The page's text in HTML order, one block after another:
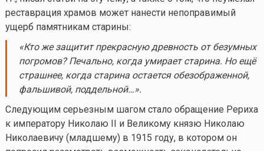
реставрация храмов может нанести непоправимый
ущерб памятникам старины:
«Кто же защитит прекрасную древность от безумных
погромов? Печально, когда умирает старина. Но ещё
страшнее, когда старина остается обезображенной,
фальшивой, поддельной…».
Следующим серьезным шагом стало обращение Рериха
к императору Николаю II и Великому князю Николаю
Николаевичу (младшему) в 1915 году, в котором он